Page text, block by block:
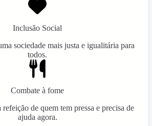
Inclusão Social
sociedade mais justa e igualitária para
todos.
Combate à fome
de quem tem pressa e precisa de
ajuda agora.